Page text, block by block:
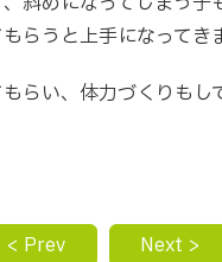
らうと上手になってき
らい、体力づくりもし
< Prev Next >